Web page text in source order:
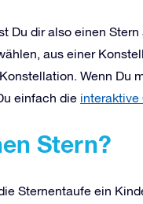
Du dir also einen
aus einer
Wenn Du
einfach die interaktive
Stern?
Sternentaufe ein